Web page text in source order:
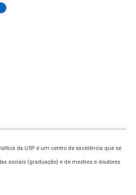
da USP é um centro de excelência que se
sociais (graduação) e de mestres e doutores